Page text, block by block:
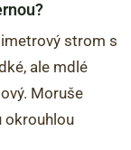
strom s
ale mdlé
Moruše
okrouhlou